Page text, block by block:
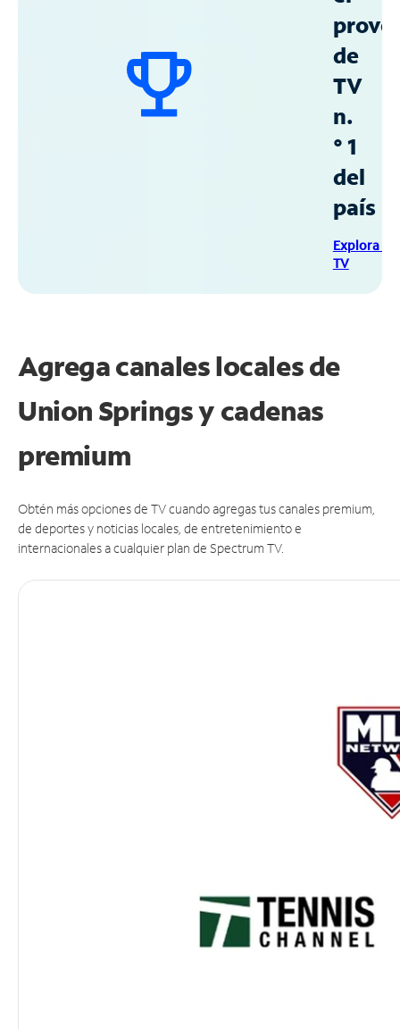
de
TV
n.
° 1
del
país
Explora
TV
Agrega canales locales de
Union Springs y cadenas
premium
Obtén más opciones de TV cuando agregas tus canales premium,
de deportes y noticias locales, de entretenimiento e
internacionales a cualquier plan de Spectrum TV.